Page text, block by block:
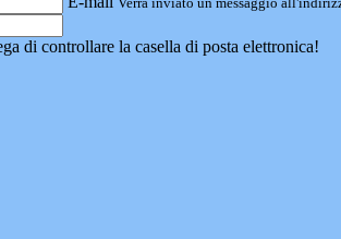
di controllare la casella di posta elettronica!